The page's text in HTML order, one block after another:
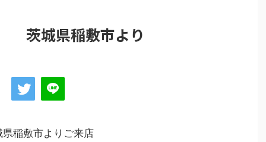
城県稲敷市より
県稲敷市よりご来店